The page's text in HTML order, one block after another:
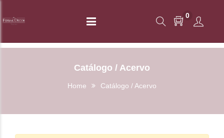
0
Catálogo / Acervo
Home Catálogo / Acervo